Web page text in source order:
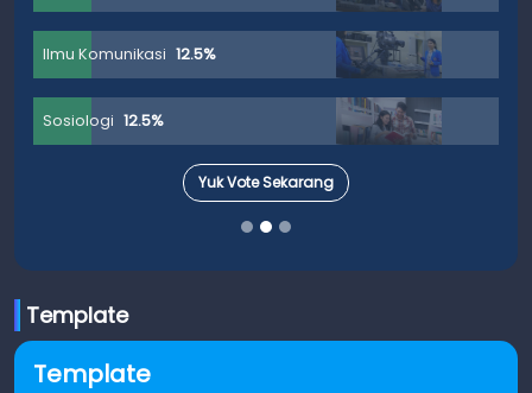
Ilmu Komunikasi 12.5%
Sosiologi 12.5%
Yuk Vote Sekarang
Template
Template